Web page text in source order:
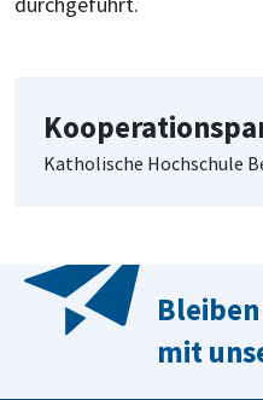
Katholische Hochschule
mit